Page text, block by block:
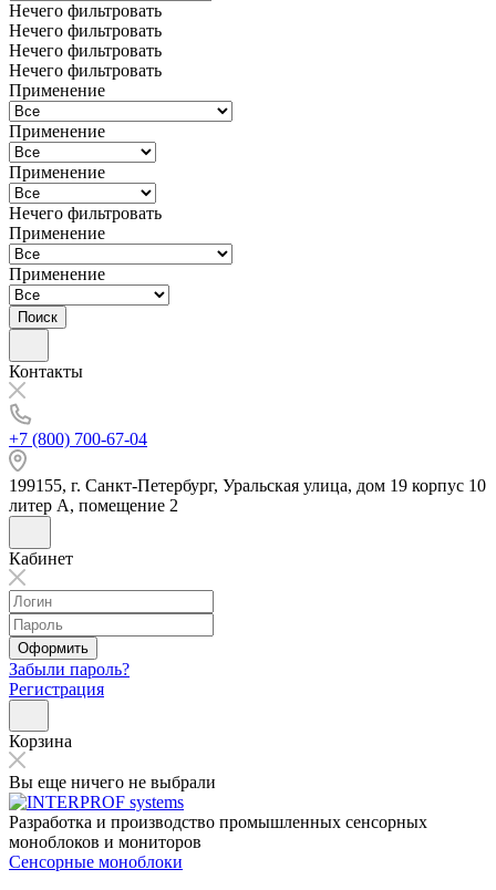
Нечего фильтровать
Нечего фильтровать
Нечего фильтровать
Нечего фильтровать
Применение
Применение
Применение
Нечего фильтровать
Применение
Применение
Поиск
Контакты
+7 (800) 700-67-04
199155, г. Санкт-Петербург, Уральская улица, дом 19 корпус 10
литер А, помещение 2
Кабинет
Оформить
Забыли пароль?
Регистрация
Корзина
Вы еще ничего не выбрали
Разработка и производство промышленных сенсорных
моноблоков и мониторов
Сенсорные моноблоки